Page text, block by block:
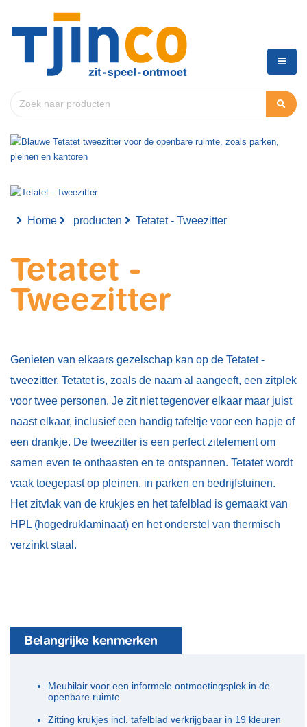
Home producten Tetatet - Tweezitter
Tetatet -
Tweezitter
Genieten van elkaars gezelschap kan op de Tetatet -
tweezitter. Tetatet is, zoals de naam al aangeeft, een zitplek
voor twee personen. Je zit niet tegenover elkaar maar juist
naast elkaar, inclusief een handig tafeltje voor een hapje of
een drankje. De tweezitter is een perfect zitelement om
samen even te onthaasten en te ontspannen. Tetatet wordt
vaak toegepast op pleinen, in parken en bedrijfstuinen.
Het zitvlak van de krukjes en het tafelblad is gemaakt van
HPL (hogedruklaminaat) en het onderstel van thermisch
verzinkt staal.
Belangrijke kenmerken
Meubilair voor een informele ontmoetingsplek in de
openbare ruimte
Zitting krukjes incl. tafelblad verkrijgbaar in 19 kleuren